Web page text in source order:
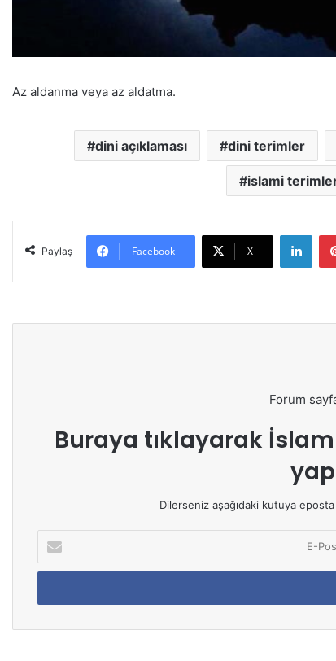
Az aldanma veya az aldatma.
dini açıklaması dini terimler
islami
Paylaş Facebook X
Forum
Buraya tıklayarak
Dilerseniz aşağıdaki kutuya
P
s